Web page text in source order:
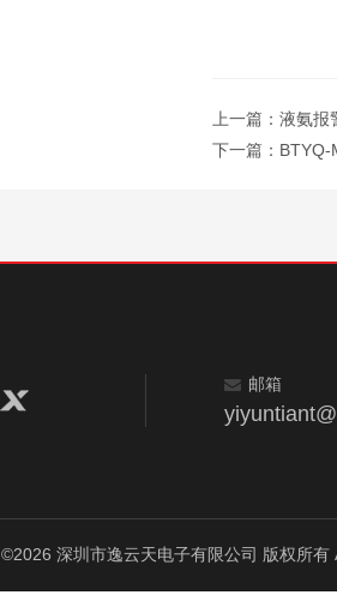
上一篇： 液氨报
下一篇： BTYQ-
邮箱
©2026 深圳市逸云天电子有限公司 版权所有